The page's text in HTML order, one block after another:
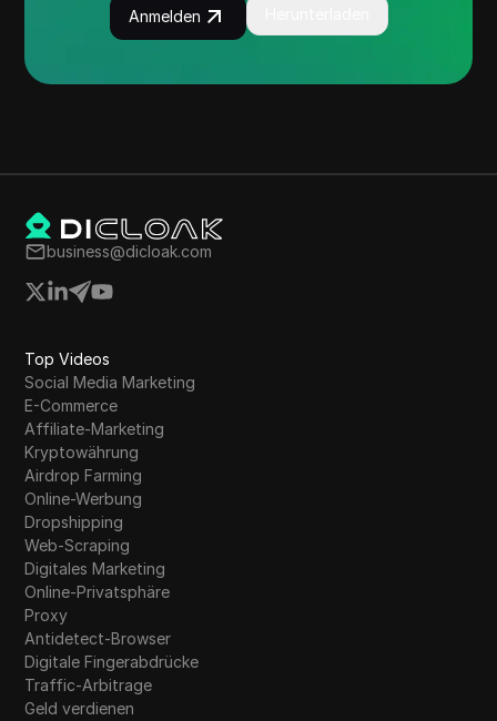
Anmelden
business@dicloak.com
Top Videos
Social Media Marketing
E-Commerce
Affiliate-Marketing
Kryptowährung
Airdrop Farming
Online-Werbung
Dropshipping
Web-Scraping
Digitales Marketing
Online-Privatsphäre
Proxy
Antidetect-Browser
Digitale Fingerabdrücke
Traffic-Arbitrage
Geld verdienen